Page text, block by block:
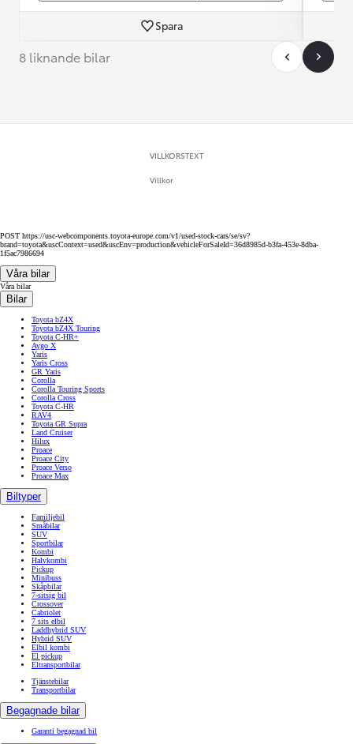
Spara
8 liknande bilar
VILLKORSTEXT
Villkor
POST https://usc-webcomponents.toyota-europe.com/v1/used-stock-cars/se/sv?
brand=toyota&uscContext=used&uscEnv=production&vehicleForSaleId=36d8985d-b3fa-453e-8dba-
1f5ac7986694
Våra bilar
Våra bilar
Bilar
Toyota bZ4X
Toyota bZ4X Touring
Toyota C-HR+
Aygo X
Yaris
Yaris Cross
GR Yaris
Corolla
Corolla Touring Sports
Corolla Cross
Toyota C-HR
RAV4
Toyota GR Supra
Land Cruiser
Hilux
Proace
Proace City
Proace Verso
Proace Max
Biltyper
Familjebil
Småbilar
SUV
Sportbilar
Kombi
Halvkombi
Pickup
Minibuss
Skåpbilar
7-sitsig bil
Crossover
Cabriolet
7 sits elbil
Laddhybrid SUV
Hybrid SUV
Elbil kombi
El pickup
Eltransportbilar
Tjänstebilar
Transportbilar
Begagnade bilar
Garanti begagnad bil